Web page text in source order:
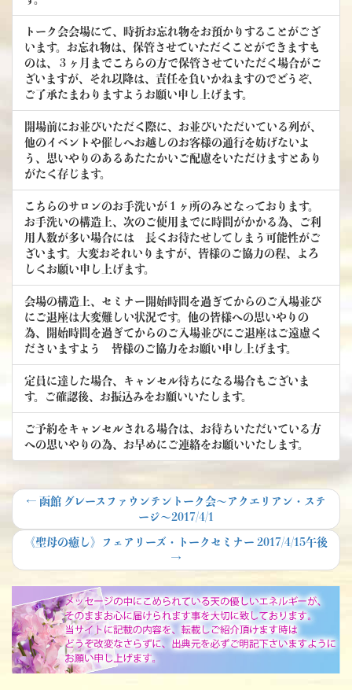
トーク会会場にて、時折お忘れ物をお預かりすることがござ
います。お忘れ物は、保管させていただくことができますも
のは、３ヶ月までこちらの方で保管させていただく場合がご
ざいますが、それ以降は、責任を負いかねますのでどうぞ、
ご了承たまわりますようお願い申し上げます。
開場前にお並びいただく際に、お並びいただいている列が、
他のイベントや催しへお越しのお客様の通行を妨げないよ
う、思いやりのあるあたたかいご配慮をいただけますとあり
がたく存じます。
こちらのサロンのお手洗いが１ヶ所のみとなっております。
お手洗いの構造上、次のご使用までに時間がかかる為、ご利
用人数が多い場合には 長くお待たせしてしまう可能性がご
ざいます。大変おそれいりますが、皆様のご協力の程、よろ
しくお願い申し上げます。
会場の構造上、セミナー開始時間を過ぎてからのご入場並び
にご退座は大変難しい状況です。他の皆様への思いやりの
為、開始時間を過ぎてからのご入場並びにご退座はご遠慮く
ださいますよう 皆様のご協力をお願い申し上げます。
定員に達した場合、キャンセル待ちになる場合もございま
す。ご確認後、お振込みをお願いいたします。
ご予約をキャンセルされる場合は、お待ちいただいている方
への思いやりの為、お早めにご連絡をお願いいたします。
投
稿
ナ
ビ
ゲ
ー
シ
← Previous
函館 グレースファウンテントーク会～アクエリアン・ステ
ージ～2017/4/1
Next
《聖母の癒し》フェアリーズ・トークセミナー 2017/4/15午後
→